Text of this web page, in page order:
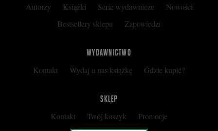
Autorzy Książki Serie wydawnicze
Nowości
Bestsellery sklepu
Zapowiedzi
WYDAWNICTWO
Kontakt Wydaj u nas książkę Gdzie kupić?
SKLEP
Kontakt Twój koszyk
Promocje